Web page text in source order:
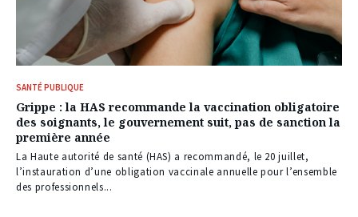
SANTÉ PUBLIQUE
Grippe : la HAS recommande la vaccination obligatoire
des soignants, le gouvernement suit, pas de sanction la
première année
La Haute autorité de santé (HAS) a recommandé, le 20 juillet,
l’instauration d’une obligation vaccinale annuelle pour l’ensemble
des professionnels...